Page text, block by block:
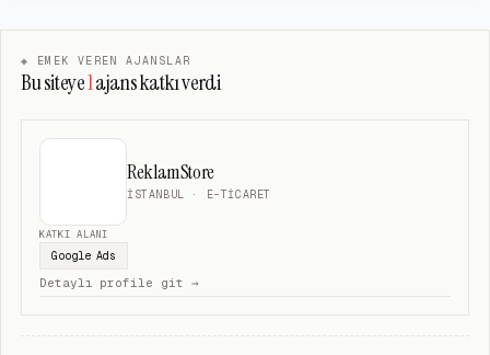
◈ EMEK VEREN AJANSLAR
Bu siteye1ajans katkı verdi
ReklamStore
İSTANBUL · E-TICARET
KATKI ALANI
Google Ads
Detaylı profile git →